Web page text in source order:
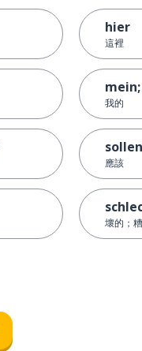
hier
這裡
我的
sollen
應該
壞的；